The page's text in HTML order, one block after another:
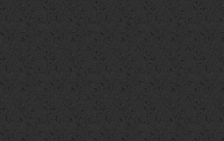
Appartamento
€ 140.000
Appartamento
€ 145.000
Appartamento
€ 147.000
Appartamento
€ 149.000
Appartamento
€ 149.000
Appartamento
€ 150.000